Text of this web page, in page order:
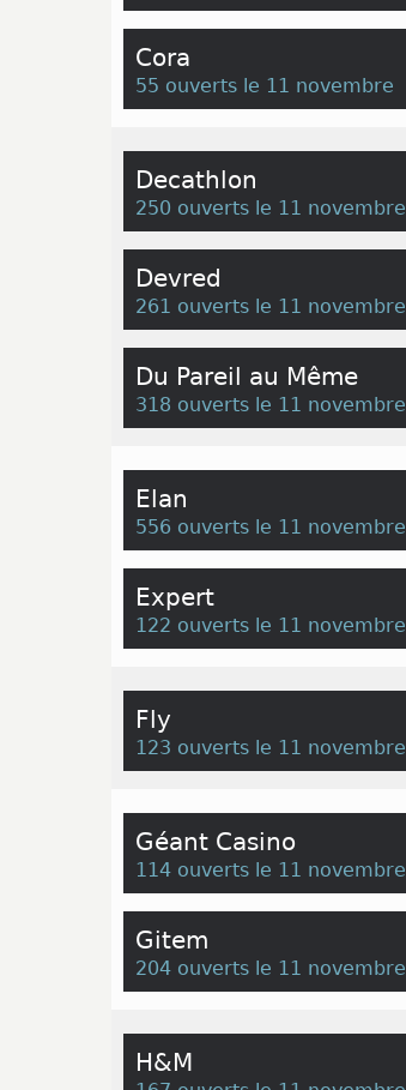
Cora
55 ouverts le 11 novembre
Decathlon
250 ouverts le 11 novembre
Devred
261 ouverts le 11 novembre
Du Pareil au Même
318 ouverts le 11 novembre
Elan
556 ouverts le 11 novembre
Expert
122 ouverts le 11 novembre
Fly
123 ouverts le 11 novembre
Géant Casino
114 ouverts le 11 novembre
Gitem
204 ouverts le 11 novembre
H&M